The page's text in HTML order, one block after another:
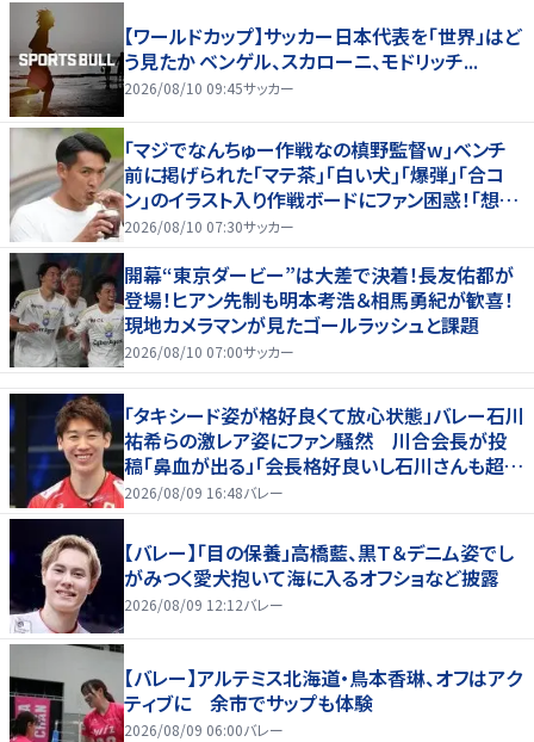
【ワールドカップ】サッカー日本代表を「世界」はど
う見たか ベンゲル、スカローニ、モドリッチ...
2026/08/10 09:45サッカー
｢マジでなんちゅー作戦なの槙野監督w｣ベンチ
前に掲げられた｢マテ茶｣｢白い犬｣｢爆弾｣｢合コ
ン｣のイラスト入り作戦ボードにファン困惑！｢想像
よりデカくて吹いた｣
2026/08/10 07:30サッカー
開幕“東京ダービー”は大差で決着！長友佑都が
登場！ヒアン先制も明本考浩＆相馬勇紀が歓喜！
現地カメラマンが見たゴールラッシュと課題
2026/08/10 07:00サッカー
「タキシード姿が格好良くて放心状態」バレー石川
祐希らの激レア姿にファン騒然 川合会長が投
稿「鼻血が出る」「会長格好良いし石川さんも超格
好いい」
2026/08/09 16:48バレー
【バレー】「目の保養」高橋藍、黒Ｔ＆デニム姿でし
がみつく愛犬抱いて海に入るオフショなど披露
2026/08/09 12:12バレー
【バレー】アルテミス北海道・鳥本香琳、オフはアク
ティブに 余市でサップも体験
2026/08/09 06:00バレー